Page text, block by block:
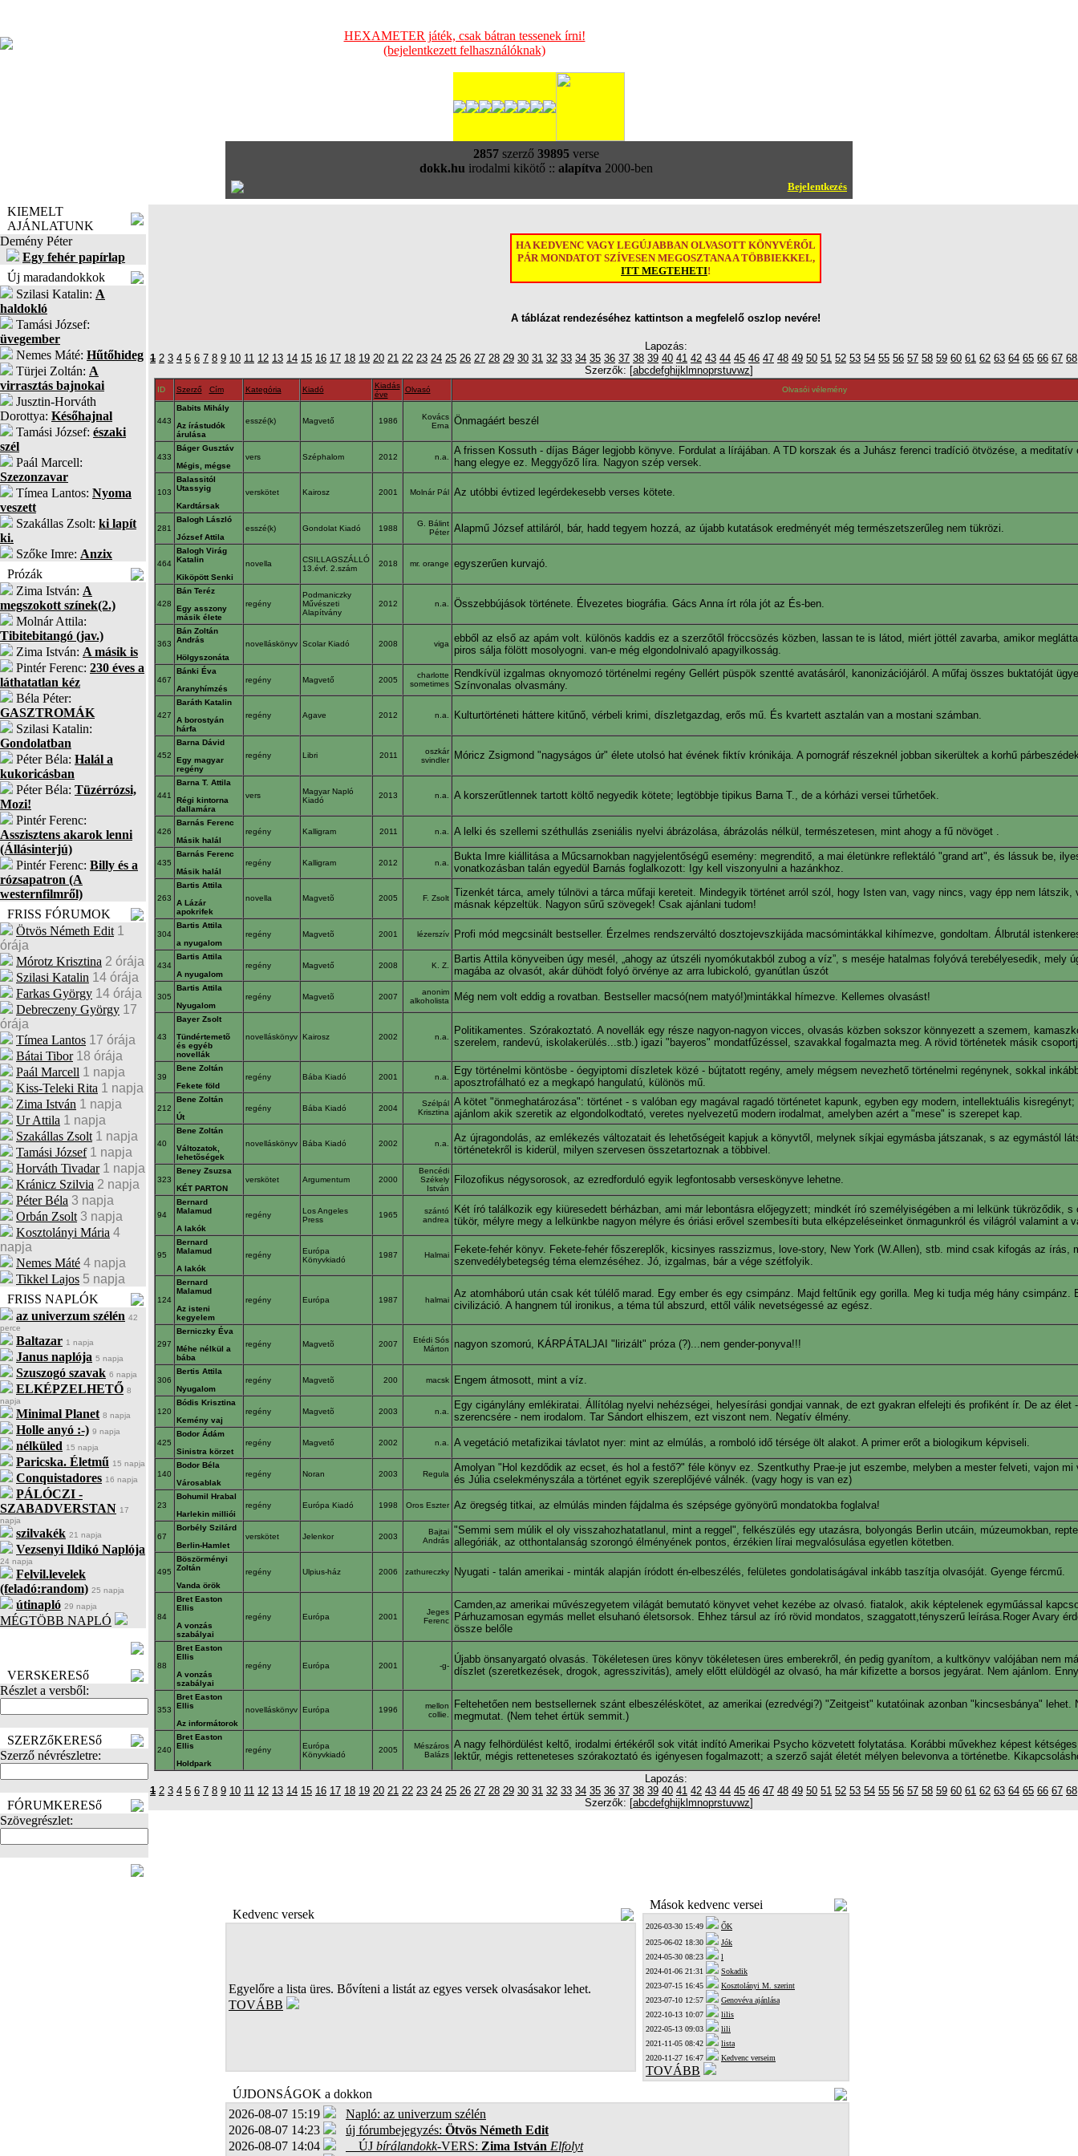
HEXAMETER játék, csak bátran tessenek írni!
(bejelentkezett felhasználóknak)
2857szerző 39895verse
dokk.hu irodalmi kikötő :: alapítva 2000-ben
Bejelentkezés
KIEMELT
AJÁNLATUNK
Demény Péter
Egy fehér papírlap
Új maradandokkok
Szilasi Katalin: A
haldokló
Tamási József:
üvegember
Nemes Máté: Hűtőhideg
Türjei Zoltán: A
virrasztás bajnokai
Jusztin-Horváth
Dorottya: Későhajnal
Tamási József: északi
szél
Paál Marcell:
Szezonzavar
Tímea Lantos: Nyoma
veszett
Szakállas Zsolt: ki lapít
ki.
Szőke Imre: Anzix
Prózák
Zima István: A
megszokott színek(2.)
Molnár Attila:
Tibitebitangó (jav.)
Zima István: A másik is
Pintér Ferenc: 230 éves a
láthatatlan kéz
Béla Péter:
GASZTROMÁK
Szilasi Katalin:
Gondolatban
Péter Béla: Halál a
kukoricásban
Péter Béla: Tüzérrózsi,
Mozi!
Pintér Ferenc:
Asszisztens akarok lenni
(Állásinterjú)
Pintér Ferenc: Billy és a
rózsapatron (A
westernfilmről)
FRISS FÓRUMOK
Ötvös Németh Edit 1
órája
Mórotz Krisztina 2 órája
Szilasi Katalin 14 órája
Farkas György 14 órája
Debreczeny György 17
órája
Tímea Lantos 17 órája
Bátai Tibor 18 órája
Paál Marcell 1 napja
Kiss-Teleki Rita 1 napja
Zima István 1 napja
Ur Attila 1 napja
Szakállas Zsolt 1 napja
Tamási József 1 napja
Horváth Tivadar 1 napja
Kránicz Szilvia 2 napja
Péter Béla 3 napja
Orbán Zsolt 3 napja
Kosztolányi Mária 4
napja
Nemes Máté 4 napja
Tikkel Lajos 5 napja
FRISS NAPLÓK
az univerzum szélén 42
perce
Baltazar 1 napja
Janus naplója 5 napja
Szuszogó szavak 6 napja
ELKÉPZELHETŐ 8
napja
Minimal Planet 8 napja
Holle anyó :-) 9 napja
nélküled 15 napja
Paricska. Életmű 15 napja
Conquistadores 16 napja
PÁLÓCZI -
SZABADVERSTAN 17
napja
szilvakék 21 napja
Vezsenyi Ildikó Naplója
24 napja
Felvil.levelek
(feladó:random) 25 napja
útinapló 29 napja
MÉGTÖBB NAPLÓ
VERSKERESő
Részlet a versből:
SZERZőKERESő
Szerző névrészletre:
FÓRUMKERESő
Szövegrészlet:
HA KEDVENC VAGY LEGÚJABBAN OLVASOTT KÖNYVÉRŐL
PÁR MONDATOT SZÍVESEN MEGOSZTANA A TÖBBIEKKEL,
ITT MEGTEHETI!
A táblázat rendezéséhez kattintson a megfelelő oszlop nevére!
Lapozás:
1 2 3 4 5 6 7 8 9 10 11 12 13 14 15 16 17 18 19 20 21 22 23 24 25 26 27 28 29 30 31 32 33 34 35 36 37 38 39 40 41 42 43 44 45 46 47 48 49 50 51 52 53 54 55 56 57 58 59 60 61 62 63 64 65 66 67 68
Szerzők: [abcdefghij k mnoprstuvwz]
ID Szerző Cím Kategória Kiadó
Kiadás
éve
Olvasó Olvasói vélemény
443
Babits Mihály
Az írástudók
árulása
esszé(k) Magvető 1986
Kovács
Erna
Önmagáért beszél
433
Báger Gusztáv
Mégis, mégse
vers Széphalom 2012 n.a.
A frissen Kossuth - díjas Báger legjobb könyve. Fordulat a lírájában. A TD korszak és a Juhász ferenci tradíció ötvözése, a meditatív
hang elegye ez. Meggyőző líra. Nagyon szép versek.
103
Balassitól
Utassyig
Kardtársak
verskötet Kairosz 2001 Molnár Pál Az utóbbi évtized legérdekesebb verses kötete.
281
Balogh László
József Attila
esszé(k) Gondolat Kiadó 1988
G. Bálint
Péter Alapmű József attiláról, bár, hadd tegyem hozzá, az újabb kutatások eredményét még természetszerűleg nem tükrözi.
464
Balogh Virág
Katalin
Kiköpött Senki
novella
CSILLAGSZÁLLÓ
13.évf. 2.szám
2018 mr. orange egyszerűen kurvajó.
428
Bán Teréz
Egy asszony
másik élete
regény
Podmaniczky
Művészeti
Alapítvány
2012 n.a. Összebbújások története. Élvezetes biográfia. Gács Anna írt róla jót az És-ben.
363
Bán Zoltán
András
Hölgyszonáta
novelláskönyv Scolar Kiadó 2008 viga
ebből az első az apám volt. különös kaddis ez a szerzőtől fröccsözés közben, lassan te is látod, miért jöttél zavarba, amikor
piros sálja fölött mosolyogni. van-e még elgondolnivaló apagyilkosság.
467
Bánki Éva
Aranyhímzés
regény Magvető 2005
charlotte
sometimes
Rendkívül izgalmas oknyomozó történelmi regény Gellért püspök szentté avatásáról, kanonizációjáról. A műfaj összes buktatóját
Színvonalas olvasmány.
427
Baráth Katalin
A borostyán
hárfa
regény Agave 2012 n.a. Kulturtörténeti háttere kitűnő, vérbeli krimi, díszletgazdag, erős mű. És kvartett asztalán van a mostani számban.
452
Barna Dávid
Egy magyar
regény
regény Libri 2011
oszkár
svindler
Móricz Zsigmond "nagyságos úr" élete utolsó hat évének fiktív krónikája. A pornográf részeknél jobban sikerültek a korhű
441
Barna T. Attila
Régi kintorna
dallamára
vers
Magyar Napló
Kiadó
2013 n.a. A korszerűtlennek tartott költő negyedik kötete; legtöbbje tipikus Barna T., de a kórházi versei tűrhetőek.
426
Barnás Ferenc
Másik halál
regény Kalligram 2011 n.a. A lelki és szellemi széthullás zseniális nyelvi ábrázolása, ábrázolás nélkül, természetesen, mint ahogy a fű növöget .
435
Barnás Ferenc
Másik halál
regény Kalligram 2012 n.a.
Bukta Imre kiállitása a Műcsarnokban nagyjelentőségű esemény: megrenditő, a mai életünkre reflektáló "grand art", és lássuk be,
vonatkozásban talán egyedül Barnás foglalkozott: Igy kell viszonyulni a hazánkhoz.
263
Bartis Attila
A Lázár
apokrifek
novella Magvetõ 2005 F. Zsolt Tizenkét tárca, amely túlnövi a tárca műfaji kereteit. Mindegyik történet arról szól, hogy Isten van, vagy nincs, vagy épp nem látszik,
másnak képzeltük. Nagyon sűrű szövegek! Csak ajánlani tudom!
304
Bartis Attila
a nyugalom
regény Magvetõ 2001 lézerszív Profi mód megcsinált bestseller. Érzelmes rendszerváltó dosztojevszkijáda macsómintákkal kihímezve, gondoltam. Álbrutál
434
Bartis Attila
A nyugalom
regény Magvető 2008 K. Z.
Bartis Attila könyveiben úgy mesél, „ahogy az útszéli nyomókutakból zubog a víz”, s meséje hatalmas folyóvá terebélyesedik, mely
magába az olvasót, akár dühödt folyó örvénye az arra lubickoló, gyanútlan úszót
305
Bartis Attila
Nyugalom
regény Magvetõ 2007
anonim
alkoholista
Még nem volt eddig a rovatban. Bestseller macsó(nem matyó!)mintákkal hímezve. Kellemes olvasást!
43
Bayer Zsolt
Tündértemetõ
és egyéb
novellák
novelláskönyv Kairosz 2002 n.a.
Politikamentes. Szórakoztató. A novellák egy része nagyon-nagyon vicces, olvasás közben sokszor könnyezett a szemem,
szerelem, randevú, iskolakerülés...stb.) igazi "bayeros" mondatfűzéssel, szavakkal fogalmazta meg. A rövid történetek másik
39
Bene Zoltán
Fekete föld
regény Bába Kiadó 2001 n.a.
Egy történelmi köntösbe - óegyiptomi díszletek közé - bújtatott regény, amely mégsem nevezhető történelmi regénynek, sokkal
aposztrofálható ez a megkapó hangulatú, különös mű.
212
Bene Zoltán
Út
regény Bába Kiadó 2004
Szélpál
Krisztina
A kötet "önmeghatározása": történet - s valóban egy magával ragadó történetet kapunk, egyben egy modern, intellektuális
ajánlom akik szeretik az elgondolkodtató, veretes nyelvezetű modern irodalmat, amelyben azért a "mese" is szerepet kap.
40
Bene Zoltán
Változatok,
lehetõségek
novelláskönyv Bába Kiadó 2002 n.a.
Az újragondolás, az emlékezés változatait és lehetőségeit kapjuk a könyvtől, melynek síkjai egymásba játszanak, s az egymástól
történetekről is kiderül, milyen szervesen összetartoznak a többivel.
323
Beney Zsuzsa
KÉT PARTON
verskötet Argumentum 2000
Bencédi
Székely
István
Filozofikus négysorosok, az ezredforduló egyik legfontosabb verseskönyve lehetne.
94
Bernard
Malamud
A lakók
regény
Los Angeles
Press
1965
szántó
andrea
Két író találkozik egy kiüresedett bérházban, ami már lebontásra előjegyzett; mindkét író személyiségében a mi lelkünk tükröződik, s
tükör, mélyre megy a lelkünkbe nagyon mélyre és óriási erővel szembesíti buta elképzeléseinket önmagunkról és világról valamint a
95
Bernard
Malamud
A lakók
regény
Európa
Könyvkiadó
1987 Halmai
Fekete-fehér könyv. Fekete-fehér főszereplők, kicsinyes rasszizmus, love-story, New York (W.Allen), stb. mind csak kifogás az írás,
szenvedélybetegség téma elemzéséhez. Jó, izgalmas, bár a vége szétfolyik.
124
Bernard
Malamud
Az isteni
kegyelem
regény Európa 1987 halmai
Az atomháború után csak két túlélő marad. Egy ember és egy csimpánz. Majd feltűnik egy gorilla. Meg ki tudja még hány csimpánz.
civilizáció. A hangnem túl ironikus, a téma túl abszurd, ettől válik nevetségessé az egész.
297
Berniczky Éva
Méhe nélkül a
bába
regény Magvetõ 2007
Etédi Sós
Márton
nagyon szomorú, KÁRPÁTALJAI "lirizált" próza (?)...nem gender-ponyva!!!
306
Bertis Attila
Nyugalom
regény Magvetõ 200 macsk Engem átmosott, mint a víz.
120
Bódis Krisztina
Kemény vaj
regény Magvetõ 2003 n.a.
Egy cigánylány emlékiratai. Állítólag nyelvi nehézségei, helyesírási gondjai vannak, de ezt gyakran elfelejti és profiként ír. De az élet
szerencsére - nem irodalom. Tar Sándort elhiszem, ezt viszont nem. Negatív élmény.
425
Bodor Ádám
Sinistra körzet
regény Magvető 2002 n.a. A vegetáció metafizikai távlatot nyer: mint az elmúlás, a romboló idő térsége ölt alakot. A primer erőt a biologikum képviseli.
140
Bodor Béla
Városablak
regény Noran 2003 Regula
Amolyan "Hol kezdődik az ecset, és hol a festő?" féle könyv ez. Szentkuthy Prae-je jut eszembe, melyben a mester felveti, vajon mi
és Júlia cselekményszála a történet egyik szereplőjévé válnék. (vagy hogy is van ez)
23
Bohumil Hrabal
Harlekin milliói
regény Európa Kiadó 1998 Oros Eszter Az öregség titkai, az elmúlás minden fájdalma és szépsége gyönyörű mondatokba foglalva!
67
Borbély Szilárd
Berlin-Hamlet
verskötet Jelenkor 2003
Bajtai
András
"Semmi sem múlik el oly visszahozhatatlanul, mint a reggel", felkészülés egy utazásra, bolyongás Berlin utcáin, múzeumokban,
allegóriák, az otthontalanság szorongó élményének pontos, érzékien lírai megvalósulása egyetlen kötetben.
495
Böszörményi
Zoltán
Vanda örök
regény Ulpius-ház 2006 zathureczky Nyugati - talán amerikai - minták alapján íródott én-elbeszélés, felületes gondolatiságával inkább taszítja olvasóját. Gyenge fércmű.
84
Bret Easton
Ellis
A vonzás
szabályai
regény Európa 2001
Jeges
Ferenc
Camden,az amerikai művészegyetem világát bemutató könyvet vehet kezébe az olvasó. fiatalok, akik képtelenek egyműással
Párhuzamosan egymás mellet elsuhanó életsorsok. Ehhez társul az író rövid mondatos, szaggatott,tényszerű leírása.Roger Avary
össze belőle
88
Bret Easton
Ellis
A vonzás
szabályai
regény Európa 2001 -g-
Újabb önsanyargató olvasás. Tökéletesen üres könyv tökéletesen üres emberekről, én pedig gyanítom, a kultkönyv valójában nem
díszlet (szeretkezések, drogok, agresszivitás), amely előtt elüldögél az olvasó, ha már kifizette a borsos jegyárat. Nem ajánlom.
353
Bret Easton
Ellis
Az informátorok
novelláskönyv Európa 1996
mellon
collie.
Feltehetően nem bestsellernek szánt elbeszéléskötet, az amerikai (ezredvégi?) "Zeitgeist" kutatóinak azonban "kincsesbánya" lehet.
megmutat. (Nem tehet értük semmit.)
240
Bret Easton
Ellis
Holdpark
regény
Európa
Könyvkiadó
2005
Mészáros
Balázs
A nagy felhördülést keltő, irodalmi értékéről sok vitát indító Amerikai Psycho közvetett folytatása. Korábbi művekhez képest
lektűr, mégis retteneteses szórakoztató és igényesen fogalmazott; a szerző saját életét mélyen belevonva a történetbe.
Lapozás:
1 2 3 4 5 6 7 8 9 10 11 12 13 14 15 16 17 18 19 20 21 22 23 24 25 26 27 28 29 30 31 32 33 34 35 36 37 38 39 40 41 42 43 44 45 46 47 48 49 50 51 52 53 54 55 56 57 58 59 60 61 62 63 64 65 66 67 68
Szerzők: [abcdefghij k mnoprstuvwz]
Kedvenc versek
Egyelőre a lista üres. Bővíteni a listát az egyes versek olvasásakor lehet.
TOVÁBB
Mások kedvenc versei
2026-03-30 15:49
ŐK
2025-06-02 18:30
Jók
2024-05-30 08:23
l
2024-01-06 21:31
Sokadik
2023-07-15 16:45
Kosztolányi M. szerint
2023-07-10 12:57
Genovéva ajánlása
2022-10-13 10:07
lilis
2022-05-13 09:03
lili
2021-11-05 08:42
lista
2020-11-27 16:47
Kedvenc verseim
TOVÁBB
ÚJDONSÁGOK a dokkon
2026-08-07 15:19
Napló: az univerzum szélén
2026-08-07 14:23
új fórumbejegyzés: Ötvös Németh Edit
2026-08-07 14:04
ÚJ bírálandokk-VERS: Zima István Elfolyt